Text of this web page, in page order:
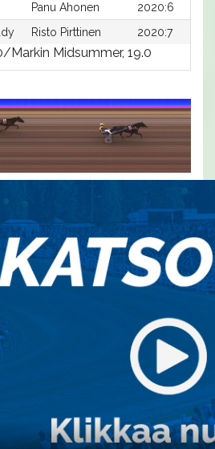
Panu Ahonen 2020:6
Risto Pirttinen 2020:7
Markin Midsummer, 19.0